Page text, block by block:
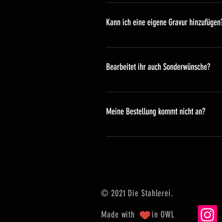
Lorem ipsum dolor sit amet,
Kann ich eine eigene Gravur
Lorem ipsum dolor sit amet,
Bearbeitet ihr auch Sonderwünsche?
Lorem ipsum dolor sit amet,
Meine Bestellung kommt nicht an?
Lorem ipsum dolor sit amet,
© 2021 Die Stahlerei.
Made with in OWL